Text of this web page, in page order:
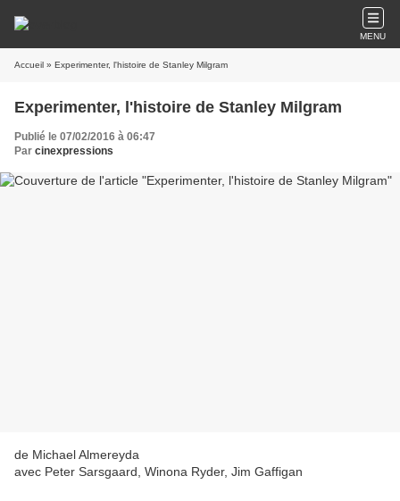
MENU
Accueil » Experimenter, l'histoire de Stanley Milgram
Experimenter, l'histoire de Stanley Milgram
Publié le 07/02/2016 à 06:47
Par cinexpressions
de Michael Almereyda
avec Peter Sarsgaard, Winona Ryder, Jim Gaffigan